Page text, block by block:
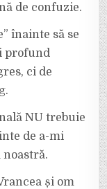
de confuzie.
înainte să se
profund
ci de
NU trebuie
de a-mi
și om